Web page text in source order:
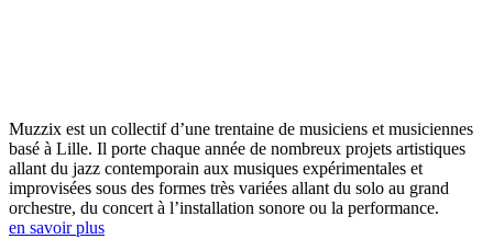
Muzzix est un collectif d’une trentaine de musiciens et musiciennes
basé à Lille. Il porte chaque année de nombreux projets artistiques
allant du jazz contemporain aux musiques expérimentales et
improvisées sous des formes très variées allant du solo au grand
orchestre, du concert à l’installation sonore ou la performance.
en savoir plus